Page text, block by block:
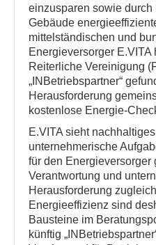
einzusparen sowie durch
Gebäude
mittelständischen und
Energieversorger E.VITA
Reiterliche Vereinigung
„INBetriebspartner“
Herausforderung
kostenlose Energie-
E.VITA sieht
unternehmerische
für den Energieversorger
Verantwortung und
Herausforderung
Energieeffizienz sind
Bausteine im
künftig